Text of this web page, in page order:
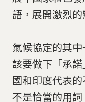
語，展開激烈的
氣候協定的其
該要做下「承
國和印度代表
不是恰當的用